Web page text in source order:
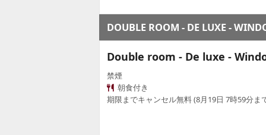
DOUBLE ROOM - DE LUXE -
Double room - De luxe -
禁煙
朝食付き
期限までキャンセル無料 (8月19日 7時59分ま